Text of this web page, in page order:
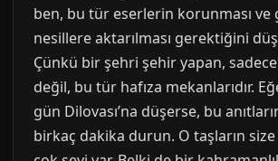
ben, bu tür eserlerin korunması ve
nesillere aktarılması gerektiğini
Çünkü bir şehri şehir yapan,
değil, bu tür hafıza mekanlarıdır.
gün Dilovası’na düşerse, bu
birkaç dakika durun. O taşların